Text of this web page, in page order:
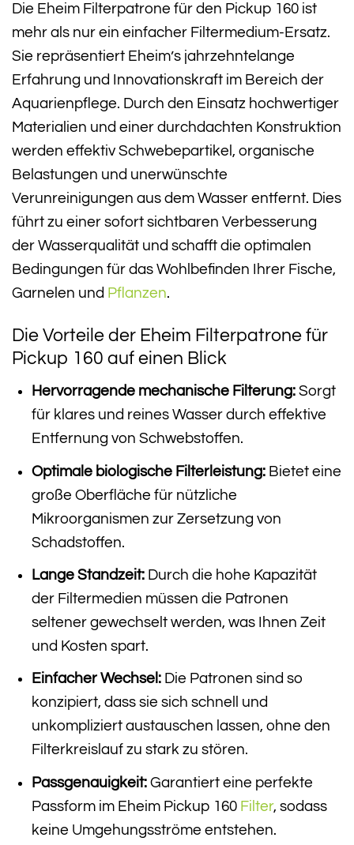
Die Eheim Filterpatrone für den Pickup 160 ist
mehr als nur ein einfacher Filtermedium-Ersatz.
Sie repräsentiert Eheim’s jahrzehntelange
Erfahrung und Innovationskraft im Bereich der
Aquarienpflege. Durch den Einsatz hochwertiger
Materialien und einer durchdachten Konstruktion
werden effektiv Schwebepartikel, organische
Belastungen und unerwünschte
Verunreinigungen aus dem Wasser entfernt. Dies
führt zu einer sofort sichtbaren Verbesserung
der Wasserqualität und schafft die optimalen
Bedingungen für das Wohlbefinden Ihrer Fische,
Garnelen und Pflanzen.
Die Vorteile der Eheim Filterpatrone für
Pickup 160 auf einen Blick
Hervorragende mechanische Filterung:Sorgt
für klares und reines Wasser durch effektive
Entfernung von Schwebstoffen.
Optimale biologische Filterleistung:Bietet eine
große Oberfläche für nützliche
Mikroorganismen zur Zersetzung von
Schadstoffen.
Lange Standzeit:Durch die hohe Kapazität
der Filtermedien müssen die Patronen
seltener gewechselt werden, was Ihnen Zeit
und Kosten spart.
Einfacher Wechsel:Die Patronen sind so
konzipiert, dass sie sich schnell und
unkompliziert austauschen lassen, ohne den
Filterkreislauf zu stark zu stören.
Passgenauigkeit:Garantiert eine perfekte
Passform im Eheim Pickup 160 Filter, sodass
keine Umgehungsströme entstehen.